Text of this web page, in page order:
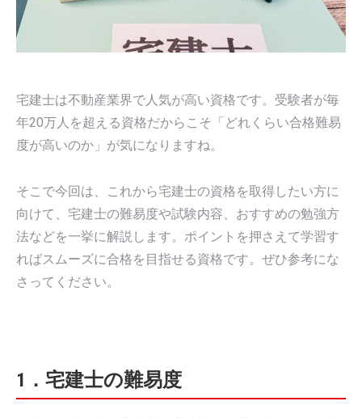
宅建士は不動産業界で人気が高い資格です。受験者が毎
年20万人を超える資格だからこそ「どれくらい合格難易
度が高いのか」が気になりますね。
そこで今回は、これから宅建士の資格を取得したい方に
向けて、宅建士の難易度や試験内容、おすすめの勉強方
法などを一挙に解説します。ポイントを押さえて学習す
ればスムーズに合格を目指せる資格です。ぜひ参考にな
さってください。
1．宅建士の難易度